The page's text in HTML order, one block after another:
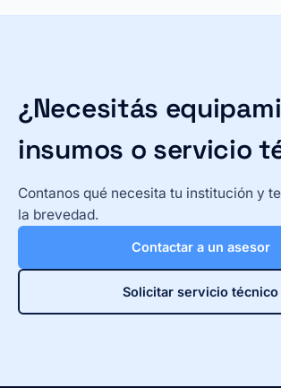
¿Necesitás
insumos o servicio
Contanos qué necesita tu institución y
la brevedad.
Contactar a un asesor
Solicitar servicio técnico